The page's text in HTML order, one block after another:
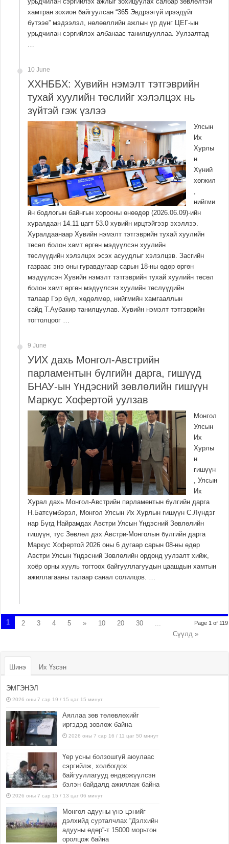
хамтран зохион байгуулсан “365 Эвдрээгүй ирээдүйг
бүтээе” мэдээлэл, нөлөөллийн ажлын үр дүнг ЦЕГ-ын
урьдчилан сэргийлэх албанаас танилцууллаа. Уулзалтад
…
10 June
ХХНББХ: Хувийн нэмэлт тэтгэврийн
тухай хуулийн төслийг хэлэлцэх нь
зүйтэй гэж үзлээ
Улсын
Их
Хурлы
н
Хүний
хөгжил
,
нийгми
йн бодлогын байнгын хорооны өнөөдөр (2026.06.09)-ийн
хуралдаан 14.11 цагт 53.0 хувийн ирцтэйгээр эхэллээ.
Хуралдаанаар Хувийн нэмэлт тэтгэврийн тухай хуулийн
төсөл болон хамт өргөн мэдүүлсэн хуулийн
төслүүдийн хэлэлцэх эсэх асуудлыг хэлэлцэв. Засгийн
газраас энэ оны гуравдугаар сарын 18-ны өдөр өргөн
мэдүүлсэн Хувийн нэмэлт тэтгэврийн тухай хуулийн төсөл
болон хамт өргөн мэдүүлсэн хуулийн төслүүдийн
талаар Гэр бүл, хөдөлмөр, нийгмийн хамгааллын
сайд Т.Аубакир танилцуулав. Хувийн нэмэлт тэтгэврийн
тогтолцоог …
9 June
УИХ дахь Монгол-Австрийн
парламентын бүлгийн дарга, гишүүд
БНАУ-ын Үндэсний зөвлөлийн гишүүн
Маркус Хофертой уулзав
Монгол
Улсын
Их
Хурлы
н
гишүүн
, Улсын
Их
Хурал дахь Монгол-Австрийн парламентын бүлгийн дарга
Н.Батсүмбэрэл, Монгол Улсын Их Хурлын гишүүн С.Лүндэг
нар Бүгд Найрамдах Австри Улсын Үндэсний Зөвлөлийн
гишүүн, тус Зөвлөл дэх Австри-Монголын бүлгийн дарга
Маркус Хофертой 2026 оны 6 дугаар сарын 08-ны өдөр
Австри Улсын Үндэсний Зөвлөлийн ордонд уулзалт хийж,
хоёр орны хууль тогтоох байгууллагуудын цаашдын хамтын
ажиллагааны талаар санал солилцов. …
Page 1 of 119
1 2 3 4 5 » 10 20 30
...
Сүүлд »
Шинэ Их Үзсэн
ЭМГЭНЭЛ
2026 оны 7 сар 19 / 15 цаг 15 минут
Аяллаа зөв төлөвлөхийг
иргэдэд зөвлөж байна
2026 оны 7 сар 16 / 11 цаг 50 минут
Үер усны болзошгүй аюулаас
сэргийлж, холбогдох
байгууллагууд өндөржүүлсэн
бэлэн байдалд ажиллаж байна
2026 оны 7 сар 15 / 13 цаг 06 минут
Монгол адууны үнэ цэнийг
дэлхийд сурталчлах “Дэлхийн
адууны өдөр”-т 15000 морьтон
оролцож байна